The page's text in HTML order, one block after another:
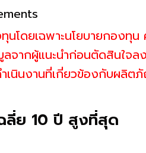
ดยเฉพาะนโยบายกองทุน
จากผู้แนะนำก่อนตัดสินใจล
ำเนินงานที่เกี่ยวข้องกับผลิ
ลี่ย 10 ปี สูงที่สุด